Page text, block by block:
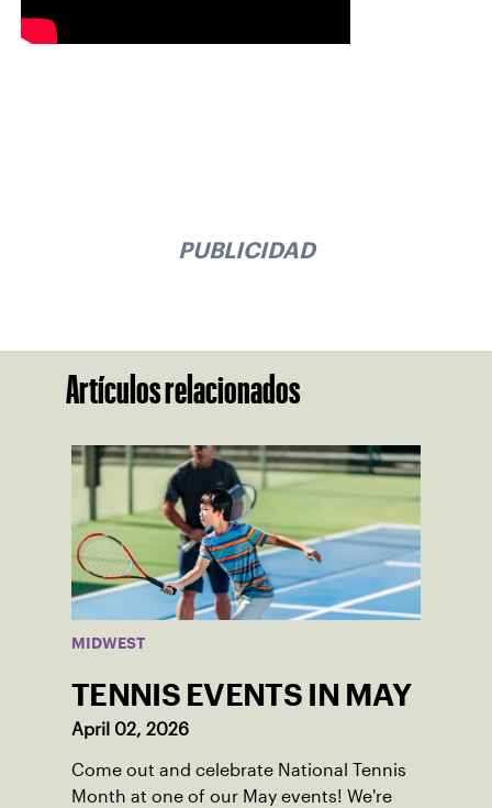
PUBLICIDAD
Artículos relacionados
MIDWEST
TENNIS EVENTS IN MAY
April 02, 2026
Come out and celebrate National Tennis
Month at one of our May events! We're